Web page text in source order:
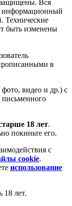
защищены. Вся
информационный
Технические
быть изменены
в
видео и др.) с
письменного
18 лет.
покиньте его.
с
cookie.
использование
18 лет.